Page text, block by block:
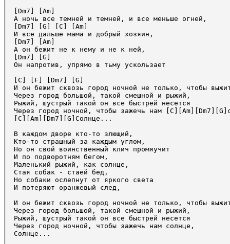
[Dm7] [Am]
А ночь все темней и темней, и все меньше огней,
[Dm7] [G] [C] [Am]
И все дальше мама и добрый хозяин,
[Dm7] [Am]
А он бежит не к нему и не к ней,
[Dm7] [G]
Он напротив, упрямо в тьму ускользает
[C] [F] [Dm7] [G]
И он бежит сквозь город ночной не только, чтобы
Через город большой, такой смешной и рыжий,
Рыжий, шустрый такой он все быстрей несется
Через город ночной, чтобы зажечь нам
[C][Am][Dm7][G]Солнце...
В каждом дворе кто-то злющий,
Кто-то страшный за каждым углом,
Но он свой воинственный клич промяучит
И по подворотням бегом,
Маленький рыжий, как солнце,
Стая собак - стаей бед,
Но собаки ослепнут от яркого света
И потеряют оранжевый след,
И он бежит сквозь город ночной не только, чтобы
Через город большой, такой смешной и рыжий,
Рыжий, шустрый такой он все быстрей несется
Через город ночной, чтобы зажечь нам солнце,
Солнце...